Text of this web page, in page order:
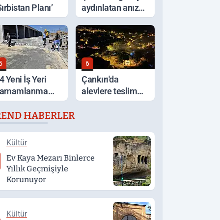
Planı’
aydınlatan anız
yangını korkuttu
Yeni İş Yeri
6
Çankırı'da
alevlere teslim
olan ev küle
HABERLER
Kültür
Ev Kaya Mezarı Binlerce
Yıllık Geçmişiyle
Korunuyor
Kültür